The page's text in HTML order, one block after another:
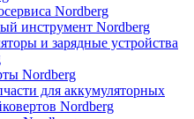
Nordberg
инструмент Nordberg
и зарядные устройства
Nordberg
для аккумуляторных
Nordberg